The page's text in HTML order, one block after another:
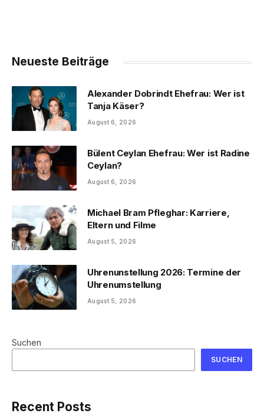
Neueste Beiträge
Alexander Dobrindt Ehefrau: Wer ist
Tanja Käser?
August 6, 2026
Bülent Ceylan Ehefrau: Wer ist Radine
Ceylan?
August 6, 2026
Michael Bram Pfleghar: Karriere,
Eltern und Filme
August 5, 2026
Uhrenunstellung 2026: Termine der
Uhrenumstellung
August 5, 2026
Suchen
SUCHEN
Recent Posts